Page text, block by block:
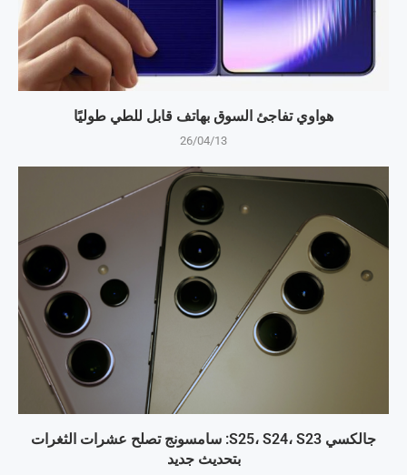
هواوي تفاجئ السوق بهاتف قابل للطي طوليًا
26/04/13
جالكسي S25، S24، S23: سامسونج تصلح عشرات الثغرات
بتحديث جديد